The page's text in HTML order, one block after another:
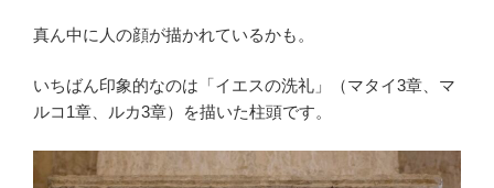
真ん中に人の顔が描かれているかも。
いちばん印象的なのは「イエスの洗礼」（マタイ3章、マ
ルコ1章、ルカ3章）を描いた柱頭です。